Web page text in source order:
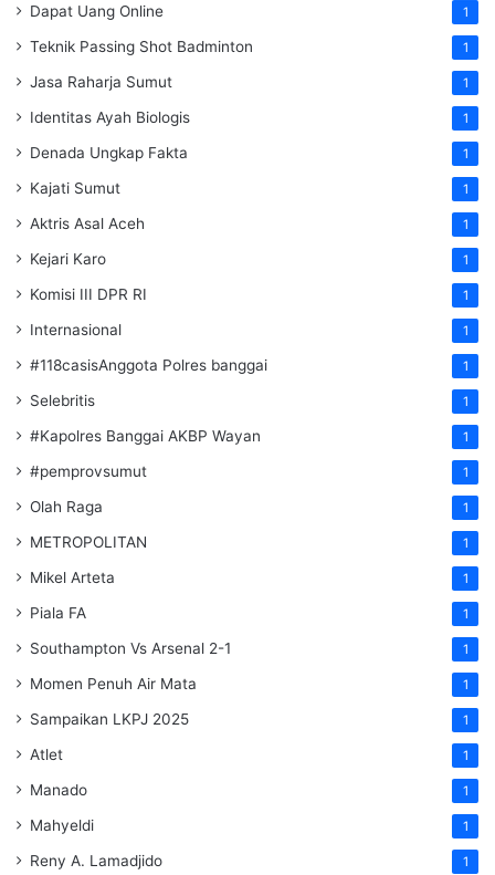
Dapat Uang Online 1
Teknik Passing Shot Badminton 1
Jasa Raharja Sumut 1
Identitas Ayah Biologis 1
Denada Ungkap Fakta 1
Kajati Sumut 1
Aktris Asal Aceh 1
Kejari Karo 1
Komisi III DPR RI 1
Internasional 1
#118casisAnggota Polres banggai 1
Selebritis 1
#Kapolres Banggai AKBP Wayan 1
#pemprovsumut 1
Olah Raga 1
METROPOLITAN 1
Mikel Arteta 1
Piala FA 1
Southampton Vs Arsenal 2-1 1
Momen Penuh Air Mata 1
Sampaikan LKPJ 2025 1
Atlet 1
Manado 1
Mahyeldi 1
Reny A. Lamadjido 1